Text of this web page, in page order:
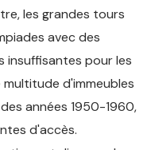
les grandes tours
avec des
insuffisantes pour les
multitude d'immeubles
années 1950-1960,
d'accès.